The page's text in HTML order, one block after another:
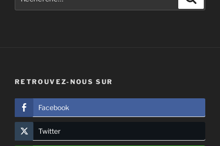
RETROUVEZ-NOUS SUR
Facebook
Twitter